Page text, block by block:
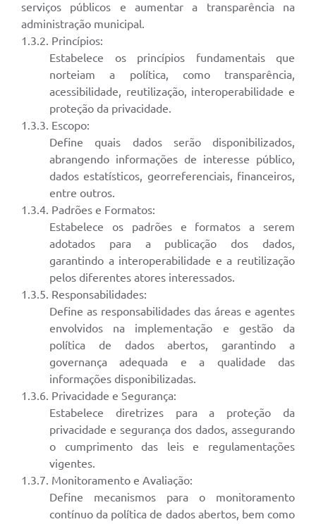
Galeria de Fotos
Audiências Públicas
Carta de Serviços
Turismo
Galeria de Vídeos
Conselhos Municipais
Contas Públicas
Serviços Online
Telefones Úteis
A Prefeitura
Agenda
serviços públicos e aumentar a transparência na
administração municipal.
1.3.2. Princípios:
Estabelece os princípios fundamentais que
norteiam a política, como transparência,
acessibilidade, reutilização, interoperabilidade e
proteção da privacidade.
1.3.3. Escopo:
Define quais dados serão disponibilizados,
abrangendo informações de interesse público,
dados estatísticos, georreferenciais, financeiros,
entre outros.
1.3.4. Padrões e Formatos:
Estabelece os padrões e formatos a serem
adotados para a publicação dos dados,
garantindo a interoperabilidade e a reutilização
pelos diferentes atores interessados.
1.3.5. Responsabilidades:
Define as responsabilidades das áreas e agentes
envolvidos na implementação e gestão da
política de dados abertos, garantindo a
governança adequada e a qualidade das
informações disponibilizadas.
1.3.6. Privacidade e Segurança:
Estabelece diretrizes para a proteção da
privacidade e segurança dos dados, assegurando
o cumprimento das leis e regulamentações
vigentes.
1.3.7. Monitoramento e Avaliação:
Define mecanismos para o monitoramento
contínuo da política de dados abertos, bem como